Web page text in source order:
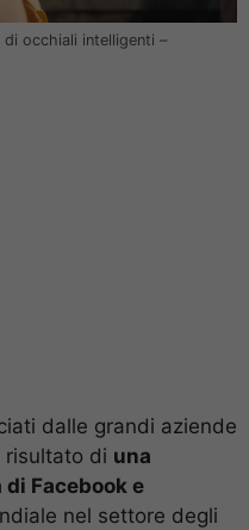
di occhiali intelligenti –
dalle grandi aziende
risultato di una
Facebook e
nel settore degli